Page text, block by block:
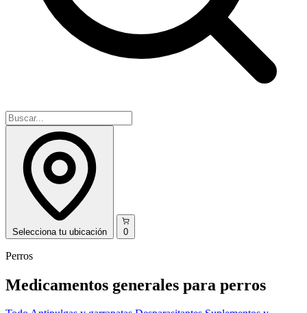
Selecciona tu ubicación 0
Perros
Medicamentos generales para perros